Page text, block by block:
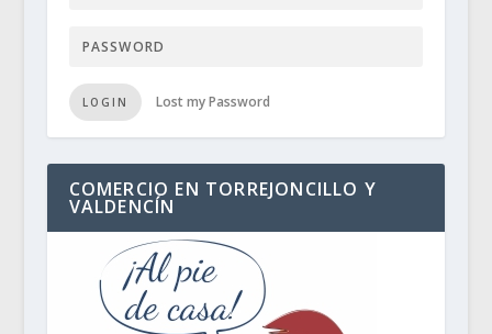
LOGIN Lost my Password
COMERCIO EN TORREJONCILLO Y
VALDENCÍN